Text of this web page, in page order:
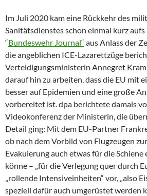
Im Juli 2020 kam eine Rückkehr des
Sanitätsdienstes schon einmal kurz aufs
“Bundeswehr Journal“ aus Anlass der
die angeblichen ICE-Lazarettzüge
Verteidigungsministerin Annegret
darauf hin zu arbeiten, dass die EU mit
besser auf Epidemien und eine große
vorbereitet ist. dpa berichtete damals
Videokonferenz der Ministerin, die
Detail ging: Mit dem EU-Partner
ob nach dem Vorbild von Flugzeugen
Evakuierung auch etwas für die
könne – „für die Verlegung quer durch
„rollende Intensiveinheiten“ vor, „also
speziell dafür auch umgerüstet werden